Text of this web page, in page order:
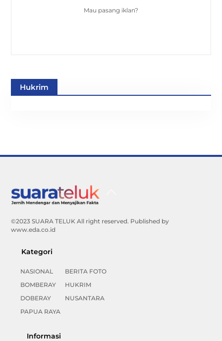
Mau pasang iklan?
Hukrim
©2023 SUARA TELUK All right reserved. Published by
www.eda.co.id
Kategori
NASIONAL
BOMBERAY
DOBERAY
PAPUA RAYA
BERITA FOTO
HUKRIM
NUSANTARA
Informasi